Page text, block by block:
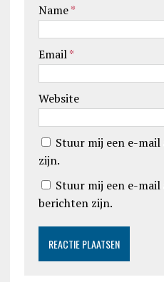
Name*
Email*
Website
Stuur mij een e-
zijn.
Stuur mij een e-mail
berichten zijn.